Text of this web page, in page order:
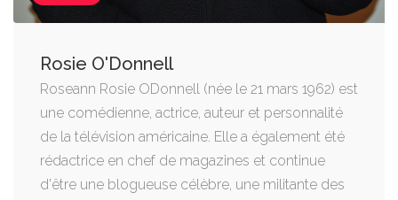
Rosie O'Donnell
Roseann Rosie ODonnell (née le 21 mars 1962) est
une comédienne, actrice, auteur et personnalité
de la télévision américaine. Elle a également été
rédactrice en chef de magazines et continue
d'être une blogueuse célèbre, une militante des